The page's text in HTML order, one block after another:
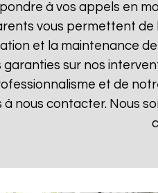
à vos appels en
vous permettent de
et la maintenance
sur nos
et de
à nous contacter. Nous